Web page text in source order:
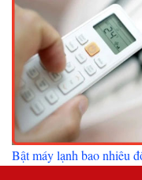
Bật máy lạnh bao nhiêu